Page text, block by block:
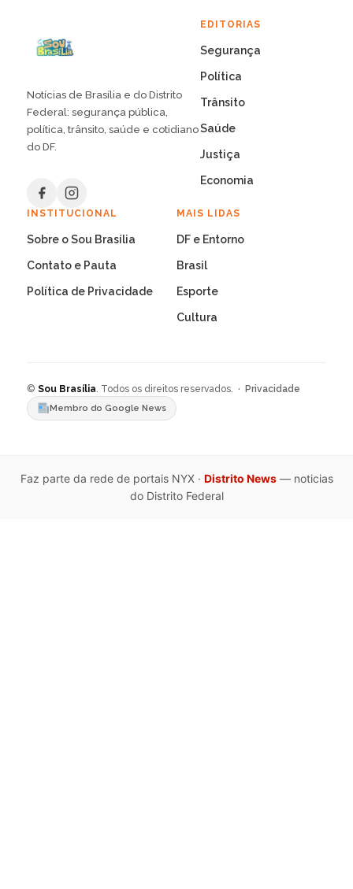
Notícias de Brasília e do Distrito
Federal: segurança pública,
política, trânsito, saúde e cotidiano
do DF.
EDITORIAS
Segurança
Política
Trânsito
Saúde
Justiça
Economia
INSTITUCIONAL
Sobre o Sou Brasília
Contato e Pauta
Política de Privacidade
MAIS LIDAS
DF e Entorno
Brasil
Esporte
Cultura
© Sou Brasília. Todos os direitos reservados. · Privacidade
Membro do Google News
Faz parte da rede de portais NYX · Distrito News— noticias
do Distrito Federal